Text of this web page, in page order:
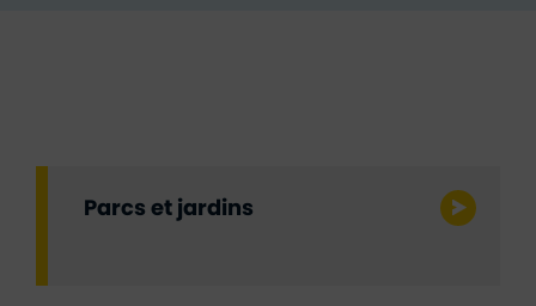
Parcs et jardins